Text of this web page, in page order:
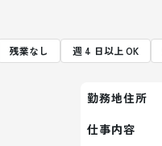
残業なし 週 4 日以上 OK
勤務地住所
仕事内容